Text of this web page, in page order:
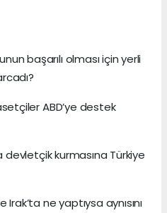
başarılı olması için yerli
ABD’ye destek
devletçik kurmasına Türkiye
ne yaptıysa aynısını